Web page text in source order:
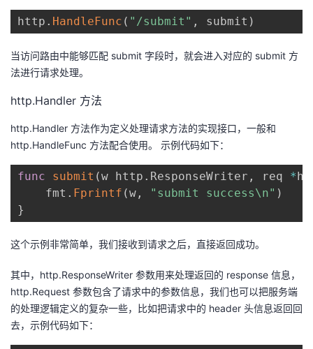
程
认
的
验
我
收
支
声
议
http . HandleFunc ( "/submit" , submit )
当访问路由中能够匹配 submit 字段时，就会进入对应的 submit 方
法进行请求处理。
http.Handler 方法
http.Handler 方法作为定义处理请求方法的实现接口，一般和
http.HandleFunc 方法配合使用。 示例代码如下：
func submit (w http . ResponseWriter , req *
    fmt
. Fprintf (w , "submit success\n" )
}
这个示例非常简单，我们接收到请求之后，直接返回成功。
其中，http.ResponseWriter 参数用来处理返回的 response 信息，
http.Request 参数包含了请求中的参数信息，我们也可以把服务端
的处理逻辑定义的复杂一些，比如把请求中的 header 头信息返回回
去，示例代码如下：